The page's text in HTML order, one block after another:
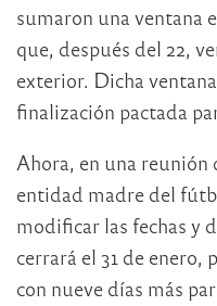
sumaron una ventana
que, después del 22,
exterior. Dicha
finalización pactada
Ahora, en una
entidad madre del
modificar las fechas y
cerrará el 31 de enero,
con nueve días más